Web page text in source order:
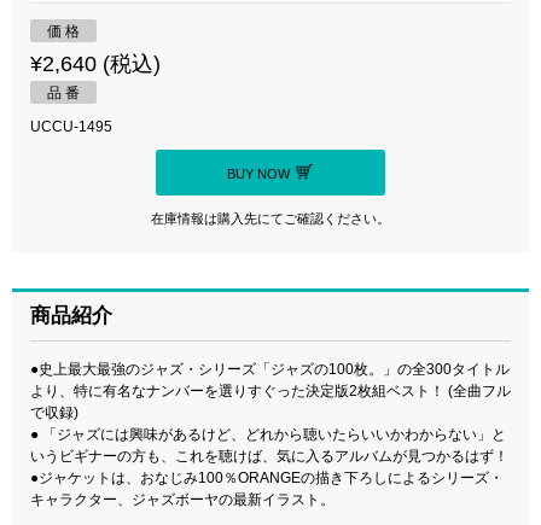
価 格
¥2,640 (税込)
品 番
UCCU-1495
BUY NOW
在庫情報は購入先にてご確認ください。
商品紹介
●史上最大最強のジャズ・シリーズ「ジャズの100枚。」の全300タイトル
より、特に有名なナンバーを選りすぐった決定版2枚組ベスト！ (全曲フル
で収録)
● 「ジャズには興味があるけど、どれから聴いたらいいかわからない」と
いうビギナーの方も、これを聴けば、気に入るアルバムが見つかるはず！
●ジャケットは、おなじみ100％ORANGEの描き下ろしによるシリーズ・
キャラクター、ジャズボーヤの最新イラスト。